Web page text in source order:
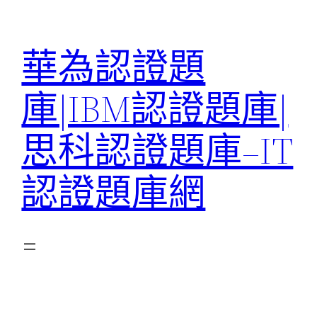
華為認證題
庫|IBM認證題庫|
思科認證題庫–IT
認證題庫網